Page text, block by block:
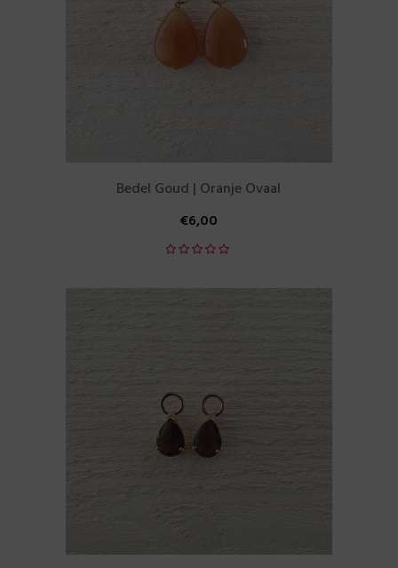
Bedel Goud | Oranje Ovaal
€6,00